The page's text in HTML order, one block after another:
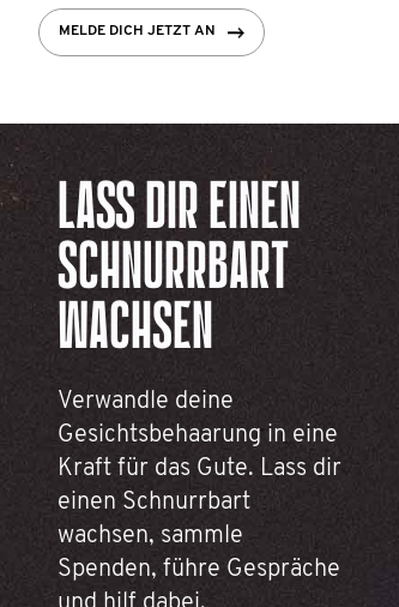
MELDE DICH JETZT AN
LASS DIR EINEN
SCHNURRBART
WACHSEN
Verwandle deine
Gesichtsbehaarung in eine
Kraft für das Gute. Lass dir
einen Schnurrbart
wachsen, sammle
Spenden, führe Gespräche